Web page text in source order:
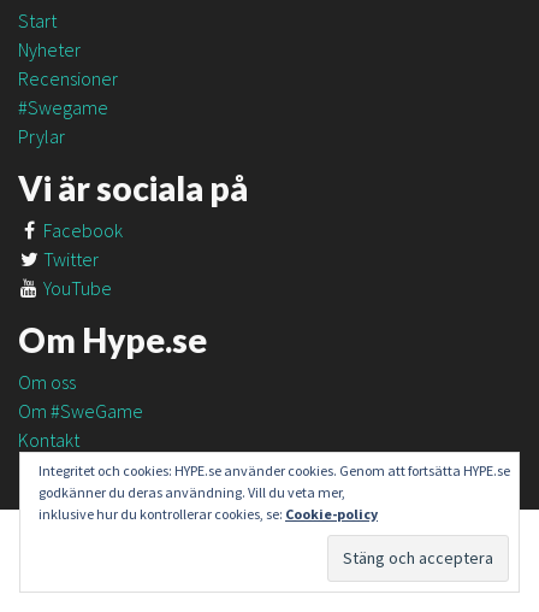
Start
Nyheter
Recensioner
#Swegame
Prylar
Vi är sociala på
Facebook
Twitter
YouTube
Om Hype.se
Om oss
Om #SweGame
Kontakt
Integritet och cookies: HYPE.se använder cookies. Genom att fortsätta HYPE.se
godkänner du deras användning. Vill du veta mer,
inklusive hur du kontrollerar cookies, se: Cookie-policy